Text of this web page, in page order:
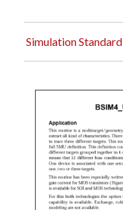
Simulation Standard